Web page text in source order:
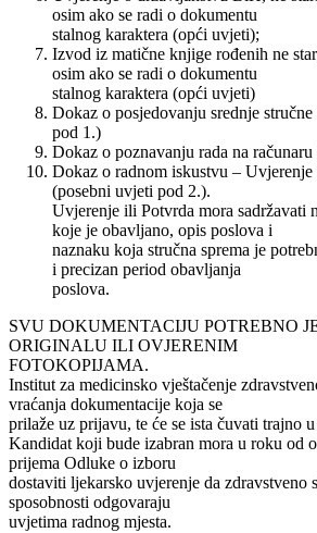
osim ako se radi o dokumentu
stalnog karaktera (opći uvjeti);
Izvod iz matične knjige rođenih ne
osim ako se radi o dokumentu
stalnog karaktera (opći uvjeti)
Dokaz o posjedovanju srednje
pod 1.)
Dokaz o poznavanju rada na
Dokaz o radnom iskustvu –
(posebni uvjeti pod 2.).
Uvjerenje ili Potvrda mora sadržavati
koje je obavljano, opis poslova i
naznaku koja stručna sprema je
i precizan period obavljanja
poslova.
SVU DOKUMENTACIJU POTREBNO
ORIGINALU ILI OVJERENIM
FOTOKOPIJAMA.
Institut za medicinsko vještačenje
vraćanja dokumentacije koja se
prilaže uz prijavu, te će se ista čuvati trajno
Kandidat koji bude izabran mora u roku od
prijema Odluke o izboru
dostaviti ljekarsko uvjerenje da zdravstveno
sposobnosti odgovaraju
uvjetima radnog mjesta.